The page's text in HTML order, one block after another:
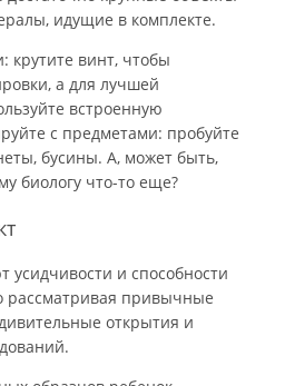
идущие в комплекте.
крутите винт, чтобы
а для лучшей
встроенную
с предметами: пробуйте
бусины. А, может быть,
биологу что-то еще?
и способности
рассматривая привычные
открытия и